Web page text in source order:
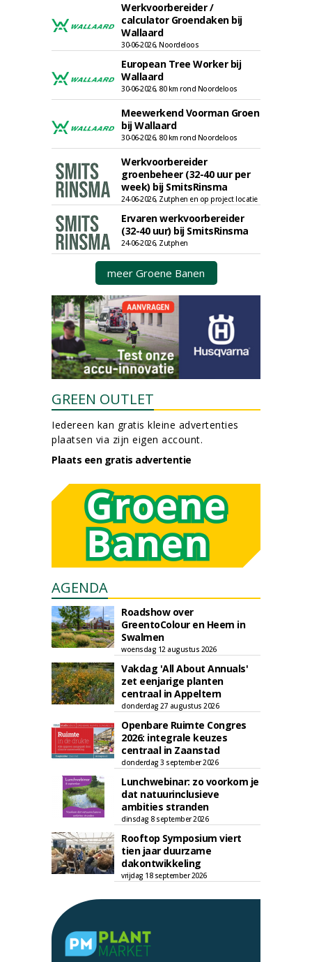
Werkvoorbereider /
calculator Groendaken bij
Wallaard
30-06-2026, Noordeloos
European Tree Worker bij
Wallaard
30-06-2026, 80 km rond Noordeloos
Meewerkend Voorman Groen
bij Wallaard
30-06-2026, 80 km rond Noordeloos
Werkvoorbereider
groenbeheer (32-40 uur per
week) bij SmitsRinsma
24-06-2026, Zutphen en op project locatie
Ervaren werkvoorbereider
(32-40 uur) bij SmitsRinsma
24-06-2026, Zutphen
meer Groene Banen
GREEN OUTLET
Iedereen kan gratis kleine advertenties
plaatsen via zijn eigen account.
Plaats een gratis advertentie
AGENDA
Roadshow over
GreentoColour en Heem in
Swalmen
woensdag 12 augustus 2026
Vakdag 'All About Annuals'
zet eenjarige planten
centraal in Appeltern
donderdag 27 augustus 2026
Openbare Ruimte Congres
2026: integrale keuzes
centraal in Zaanstad
donderdag 3 september 2026
Lunchwebinar: zo voorkom je
dat natuurinclusieve
ambities stranden
dinsdag 8 september 2026
Rooftop Symposium viert
tien jaar duurzame
dakontwikkeling
vrijdag 18 september 2026